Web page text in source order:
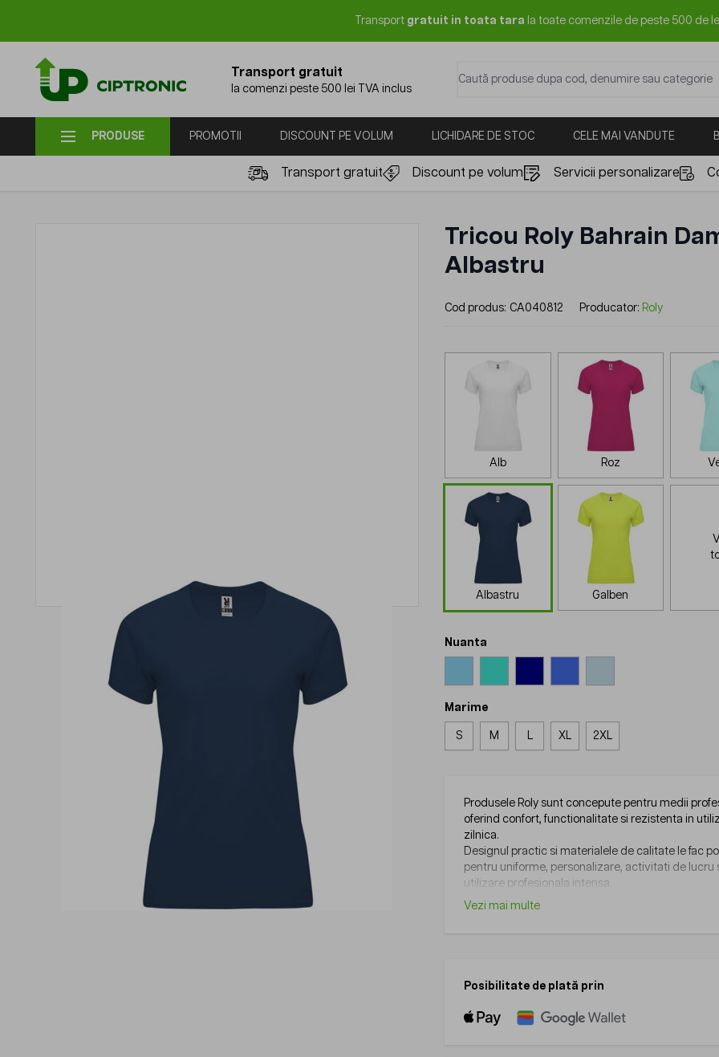
Transport gratuit in toata tara la toate comenzile de peste 500 de
Transport gratuit
la comenzi peste 500 lei TVA inclus
PRODUSE PROMOTII DISCOUNT PE VOLUM LICHIDARE DE STOC CELE MAI VANDUTE
Transport gratuit Discount pe volum Servicii personalizare
Tricou Roly Bahrain
Albastru
Cod produs: CA040812 Producator: Roly
Alb Roz
Albastru Galben
Nuanta
Marime
S M XL 2XL
Produsele Roly sunt concepute pentru medii
oferind confort, functionalitate si rezistenta in
zilnica.
Designul practic si materialele de calitate le fac
pentru uniforme, personalizare, activitati de lucru
utilizare profesionala intensa.
Vezi mai multe
Posibilitate de plată prin